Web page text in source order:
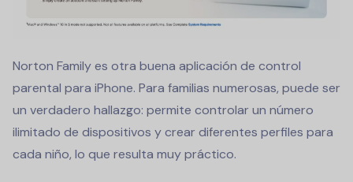
Norton Family es otra buena aplicación de control
parental para iPhone. Para familias numerosas, puede ser
un verdadero hallazgo: permite controlar un número
ilimitado de dispositivos y crear diferentes perfiles para
cada niño, lo que resulta muy práctico.